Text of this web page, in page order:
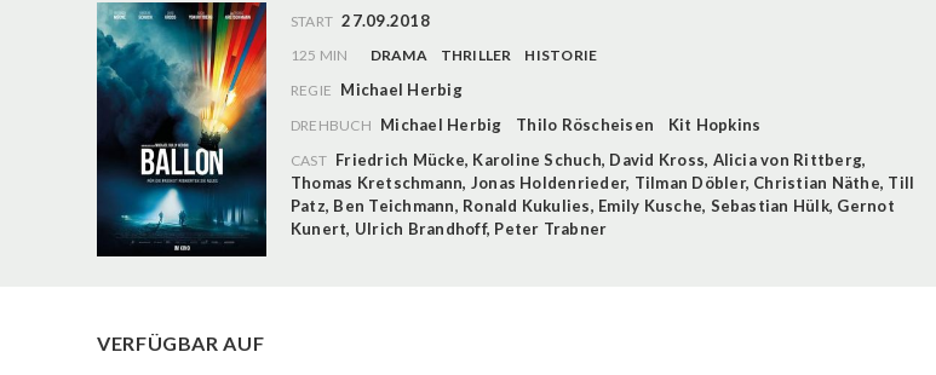
START 27.09.2018
125 MIN DRAMA THRILLER
HISTORIE
REGIE Michael Herbig
DREHBUCH Michael Herbig Thilo Röscheisen Kit Hopkins
CAST Friedrich Mücke, Karoline Schuch, David Kross, Alicia von Rittberg,
Thomas Kretschmann, Jonas Holdenrieder, Tilman Döbler, Christian Näthe, Till
Patz, Ben Teichmann, Ronald Kukulies, Emily Kusche, Sebastian Hülk, Gernot
Kunert, Ulrich Brandhoff, Peter Trabner
VERFÜGBAR AUF